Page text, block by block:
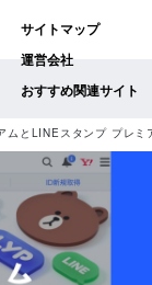
サイトマップ
運営会社
おすすめ関連サイト
ムとLINEスタンプ プレ